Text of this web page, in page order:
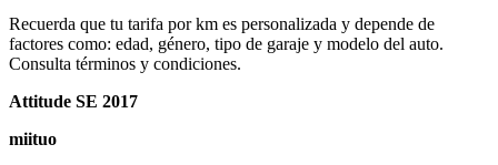
Recuerda que tu tarifa por km es personalizada y depende de
factores como: edad, género, tipo de garaje y modelo del auto.
Consulta términos y condiciones.
Attitude SE 2017
miituo